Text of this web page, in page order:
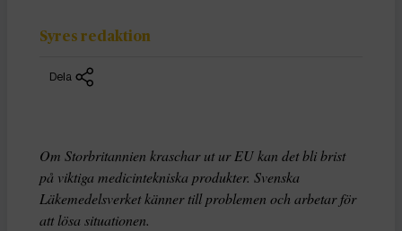
Syres redaktion
Dela
Om Storbritannien kraschar ut ur EU kan det bli brist
på viktiga medicintekniska produkter. Svenska
Läkemedelsverket känner till problemen och arbetar för
att lösa situationen.